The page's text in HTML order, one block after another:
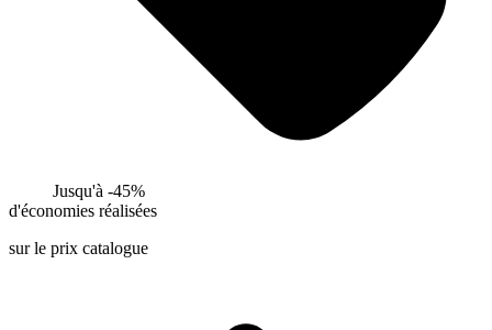
Jusqu'à -45%
d'économies réalisées
sur le prix catalogue